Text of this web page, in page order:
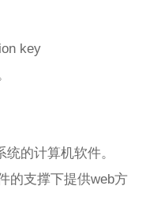
key
的计算机软件。
支撑下提供web方